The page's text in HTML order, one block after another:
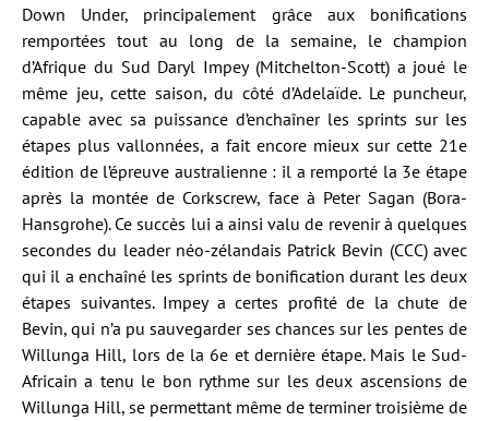
Down Under, principalement grâce aux bonifications
remportées tout au long de la semaine, le champion
d’Afrique du Sud Daryl Impey (Mitchelton-Scott) a joué le
même jeu, cette saison, du côté d’Adelaïde. Le puncheur,
capable avec sa puissance d’enchaîner les sprints sur les
étapes plus vallonnées, a fait encore mieux sur cette 21e
édition de l’épreuve australienne : il a remporté la 3e étape
après la montée de Corkscrew, face à Peter Sagan (Bora-
Hansgrohe). Ce succès lui a ainsi valu de revenir à quelques
secondes du leader néo-zélandais Patrick Bevin (CCC) avec
qui il a enchaîné les sprints de bonification durant les deux
étapes suivantes. Impey a certes profité de la chute de
Bevin, qui n’a pu sauvegarder ses chances sur les pentes de
Willunga Hill, lors de la 6e et dernière étape. Mais le Sud-
Africain a tenu le bon rythme sur les deux ascensions de
Willunga Hill, se permettant même de terminer troisième de